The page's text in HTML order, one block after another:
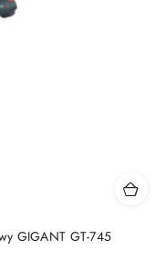
GIGANT GT-745